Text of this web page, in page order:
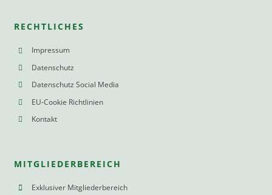
RECHTLICHES
Impressum
Datenschutz
Datenschutz Social Media
EU-Cookie Richtlinien
Kontakt
MITGLIEDERBEREICH
Exklusiver Mitgliederbereich